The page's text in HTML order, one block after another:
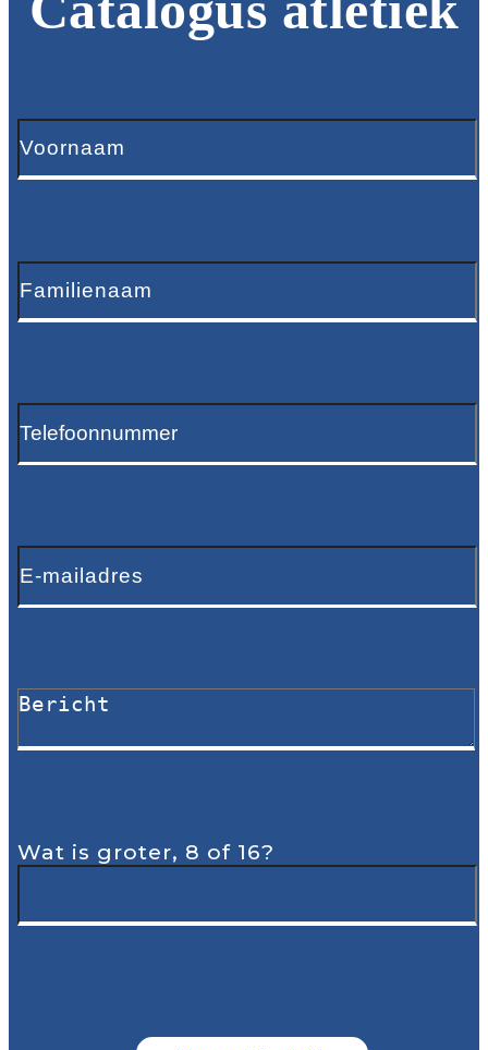
Wat is groter, 8 of 16?